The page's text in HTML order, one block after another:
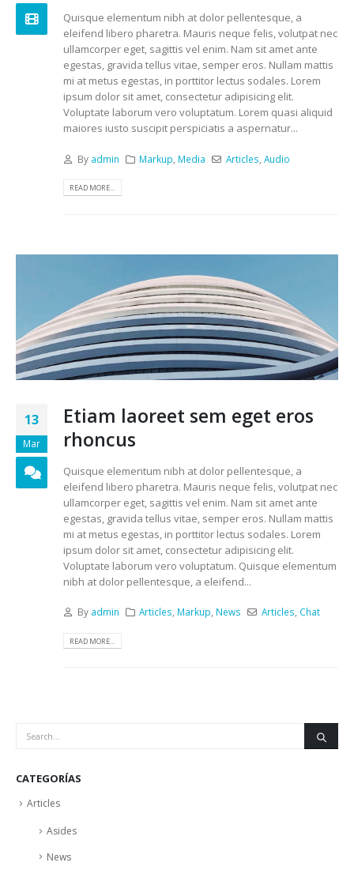
Quisque elementum nibh at dolor pellentesque, a
eleifend libero pharetra. Mauris neque felis, volutpat nec
ullamcorper eget, sagittis vel enim. Nam sit amet ante
egestas, gravida tellus vitae, semper eros. Nullam mattis
mi at metus egestas, in porttitor lectus sodales. Lorem
ipsum dolor sit amet, consectetur adipisicing elit.
Voluptate laborum vero voluptatum. Lorem quasi aliquid
maiores iusto suscipit perspiciatis a aspernatur...
By admin Markup Media Articles ,Audio
READ MORE...
13
Mar
Etiam laoreet sem eget eros
rhoncus
Quisque elementum nibh at dolor pellentesque, a
eleifend libero pharetra. Mauris neque felis, volutpat nec
ullamcorper eget, sagittis vel enim. Nam sit amet ante
egestas, gravida tellus vitae, semper eros. Nullam mattis
mi at metus egestas, in porttitor lectus sodales. Lorem
ipsum dolor sit amet, consectetur adipisicing elit.
Voluptate laborum vero voluptatum. Quisque elementum
nibh at dolor pellentesque, a eleifend...
By admin Articles, Markup, News Articles, Chat
READ MORE...
CATEGORÍAS
Articles
Asides
News